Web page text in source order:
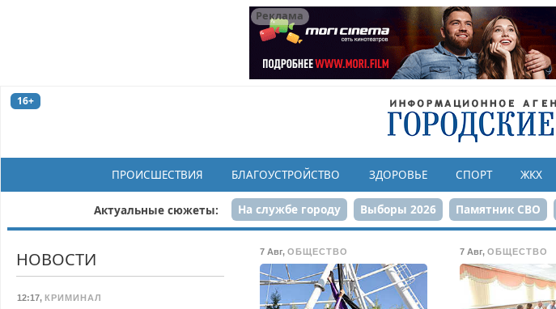
Реклама
16+
ПРОИСШЕСТВИЯ БЛАГОУСТРОЙСТВО ЗДОРОВЬЕ СПОРТ ЖКХ
Актуальные сюжеты: На службе городу Выборы 2026 Памятник СВО
Реконструкция ЦПКиО 80-летие
7 Авг,ОБЩЕСТВО 7 Авг,ОБЩЕСТВО
НОВОСТИ
12:17, КРИМИНАЛ